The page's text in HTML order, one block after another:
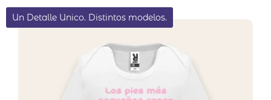
Un Detalle Unico. Distintos modelos.